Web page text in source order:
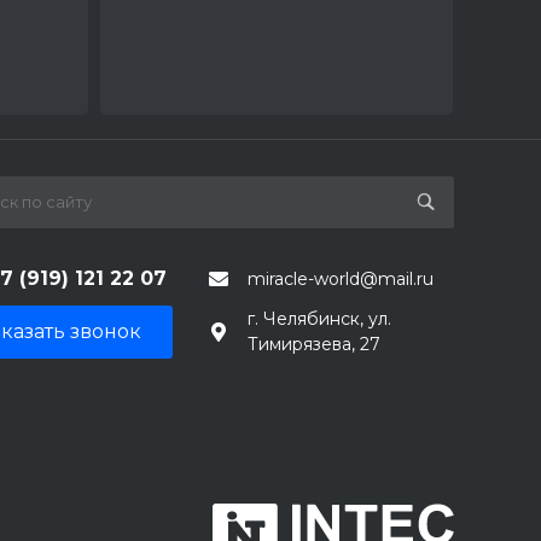
(919) 121 22 07 miracle-world@mail.ru
звонок
г. Челябинск, ул.
Тимирязева, 27